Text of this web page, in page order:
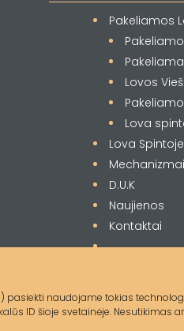
naudojame tokias
ID šioje svetainėje.
Pakeliamos
Lovos
Lova
Lova
D.U.K
Naujienos
Kontaktai